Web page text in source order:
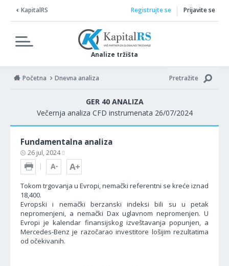
KapitalRS
Analize tržišta
Registrujte se Prijavite se
Početna Dnevna analiza Pretražite
GER 40 ANALIZA
Večernja analiza CFD instrumenata 26/07/2024
Fundamentalna analiza
26 jul, 2024
Tokom trgovanja u Evropi, nemački referentni se kreće iznad
18,400.
Evropski i nemački berzanski indeksi bili su u petak
nepromenjeni, a nemački Dax uglavnom nepromenjen. U
Evropi je kalendar finansijskog izveštavanja popunjen, a
Mercedes-Benz je razočarao investitore lošijim rezultatima
od očekivanih.